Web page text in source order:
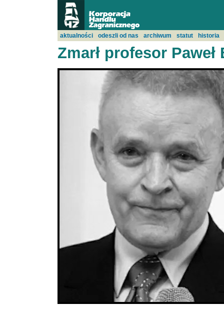
aktualności odeszli od nas archiwum statut historia
Zmarł profesor Paweł